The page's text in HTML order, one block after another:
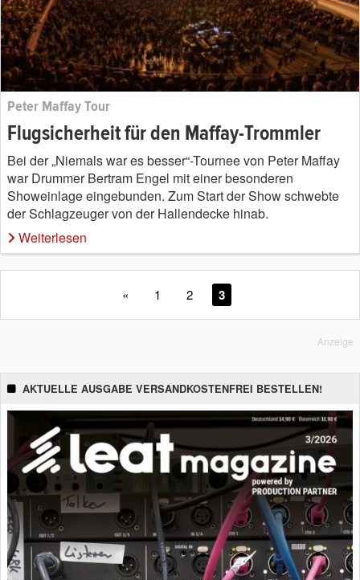
Peter Maffay Tour
Flugsicherheit für den Maffay-Trommler
Bei der „Niemals war es besser“-Tournee von Peter Maffay
war Drummer Bertram Engel mit einer besonderen
Showeinlage eingebunden. Zum Start der Show schwebte
der Schlagzeuger von der Hallendecke hinab.
Weiterlesen
« 1 2 3
Anzeige
AKTUELLE AUSGABE VERSANDKOSTENFREI BESTELLEN!